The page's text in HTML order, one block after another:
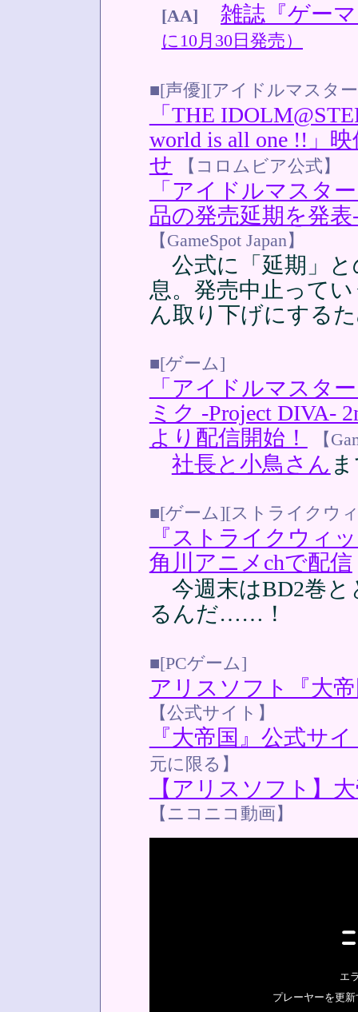
[AA] 雑誌『ゲー
に10月30日発売）
■[声優][アイドルマスタ
「THE
world is all one !!」
せ
【コロムビア公式】
「アイドルマスタ
品の発売延期を発
【GameSpot Japan】
公式に「延期」と
息。発売中止って
ん取り下げにする
■[ゲーム]
「アイドルマスタ
ミク -Project DIVA-
より配信開始！
【
社長と小鳥さん
■[ゲーム][ストライクウ
『ストライクウィ
角川アニメchで配信
今週末はBD2巻と
るんだ……！
■[PCゲーム]
アリスソフト『大
【公式サイト】
『大帝国』公式サ
元に限る】
【アリスソフト】
【ニコニコ動画】